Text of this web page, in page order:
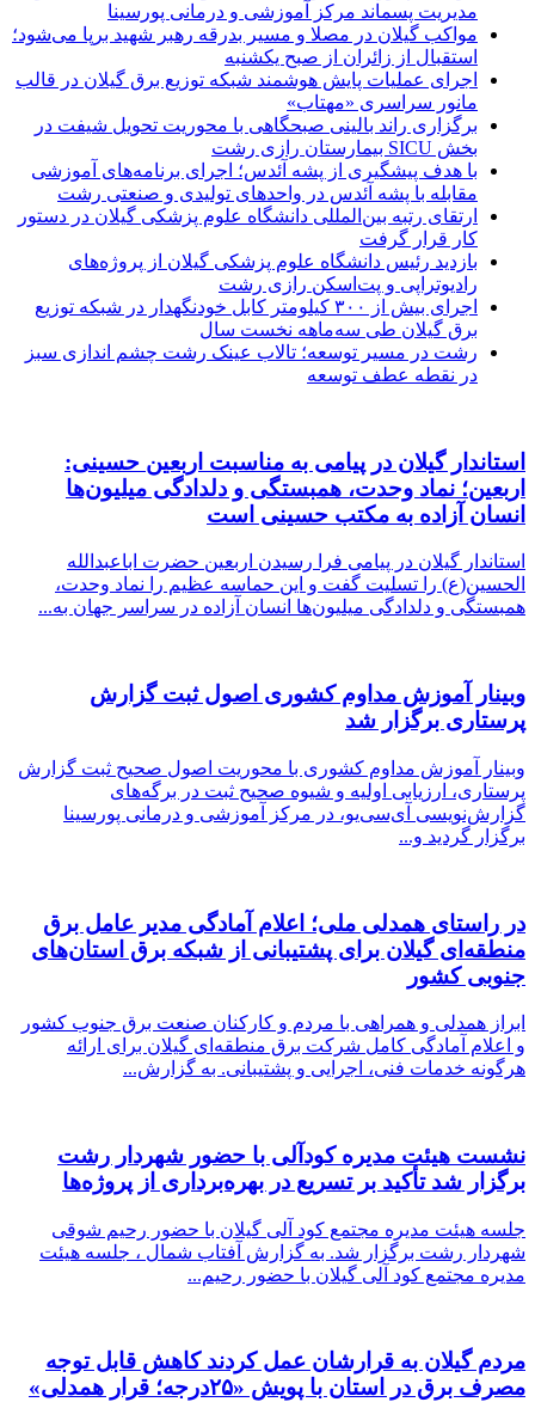
مدیریت پسماند مرکز آموزشی و درمانی پورسینا
مواکب گیلان در مصلا و مسیر بدرقه رهبر شهید برپا می‌شود؛
استقبال از زائران از صبح یکشنبه
اجرای عملیات پایش هوشمند شبكه توزیع برق گیلان در قالب
مانور سراسری «مهتاب»
برگزاری راند بالینی صبحگاهی با محوریت تحویل شیفت در
بخش SICU بیمارستان رازی رشت
با هدف پیشگیری از پشه آئدس؛ اجرای برنامه‌های آموزشی
مقابله با پشه آئدس در واحدهای تولیدی و صنعتی رشت
ارتقای رتبه بین‌المللی دانشگاه علوم پزشکی گیلان در دستور
کار قرار گرفت
بازدید رئیس دانشگاه علوم پزشکی گیلان از پروژه‌های
رادیوتراپی و پت‌اسکن رازی رشت
اجرای بیش از ۳۰۰ كیلومتر كابل خودنگهدار در شبكه توزیع
برق گیلان طی سه‌ماهه نخست سال
رشت در مسیر توسعه؛ تالاب عینک رشت چشم اندازی سبز
در نقطه عطف توسعه
استاندار گیلان در پیامی به مناسبت اربعین حسینی:
اربعین؛ نماد وحدت، همبستگی و دلدادگی میلیون‌ها
انسان آزاده به مکتب حسینی است
استاندار گیلان در پیامی فرا رسیدن اربعین حضرت اباعبدالله
الحسین(ع) را تسلیت گفت و این حماسه عظیم را نماد وحدت،
همبستگی و دلدادگی میلیون‌ها انسان آزاده در سراسر جهان به...
وبینار آموزش مداوم کشوری اصول ثبت گزارش
پرستاری برگزار شد
وبینار آموزش مداوم کشوری با محوریت اصول صحیح ثبت گزارش
پرستاری، ارزیابی اولیه و شیوه صحیح ثبت در برگه‌های
گزارش‌نویسی آی‌سی‌یو، در مرکز آموزشی و درمانی پورسینا
برگزار گردید و...
در راستای همدلی ملی؛ اعلام آمادگی مدیر عامل برق
منطقه‌ای گیلان برای پشتیبانی از شبكه برق استان‌های
جنوبی كشور
ابراز همدلی و همراهی با مردم و کارکنان صنعت برق جنوب کشور
و اعلام آمادگی کامل شرکت برق منطقه‌ای گیلان برای ارائه
هرگونه خدمات فنی، اجرایی و پشتیبانی. به گزارش...
نشست هیئت مدیره کودآلی با حضور شهردار رشت
برگزار شد تأکید بر تسریع در بهره‌برداری از پروژه‌ها
جلسه هیئت مدیره مجتمع کود آلی گیلان با حضور رحیم شوقی
شهردار رشت برگزار شد. ‌به گزارش آفتاب شمال ، جلسه هیئت
مدیره مجتمع کود آلی گیلان با حضور رحیم...
مردم گیلان به قرارشان عمل کردند كاهش قابل توجه
مصرف برق در استان با پویش «۲۵درجه؛ قرار همدلی»